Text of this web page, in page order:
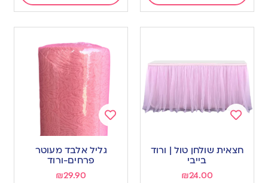
to
חצאית שולחן טול | ורוד
בייבי
₪24.00
Add
wishlist
גליל אלבד מעוטר
פרחים-ורוד
₪29.90